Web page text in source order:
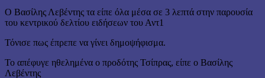
Ο Βασίλης Λεβέντης τα είπε όλα μέσα σε 3 λεπτά στην παρουσία
του κεντρικού δελτίου ειδήσεων του Αντ1
Τόνισε πως έπρεπε να γίνει δημοψήφισμα.
Το απέφυγε ηθελημένα ο προδότης Τσίπρας, είπε ο Βασίλης
Λεβέντης